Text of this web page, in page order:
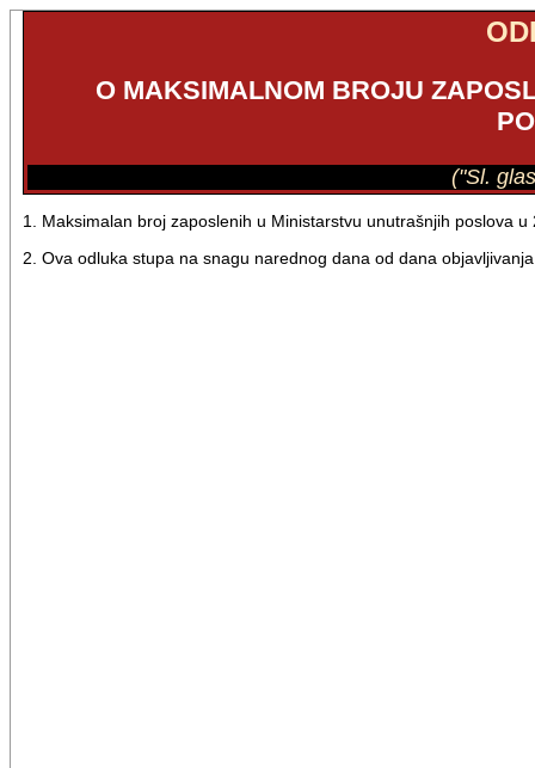
O MAKSIMALNOM BROJU
("Sl.
1. Maksimalan broj zaposlenih u Ministarstvu unutrašnjih poslova
2. Ova odluka stupa na snagu narednog dana od dana